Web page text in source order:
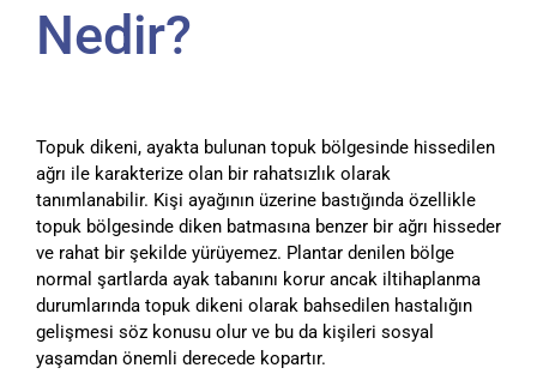
Nedir?
Topuk dikeni, ayakta bulunan topuk bölgesinde hissedilen
ağrı ile karakterize olan bir rahatsızlık olarak
tanımlanabilir. Kişi ayağının üzerine bastığında özellikle
topuk bölgesinde diken batmasına benzer bir ağrı hisseder
ve rahat bir şekilde yürüyemez. Plantar denilen bölge
normal şartlarda ayak tabanını korur ancak iltihaplanma
durumlarında topuk dikeni olarak bahsedilen hastalığın
gelişmesi söz konusu olur ve bu da kişileri sosyal
yaşamdan önemli derecede kopartır.